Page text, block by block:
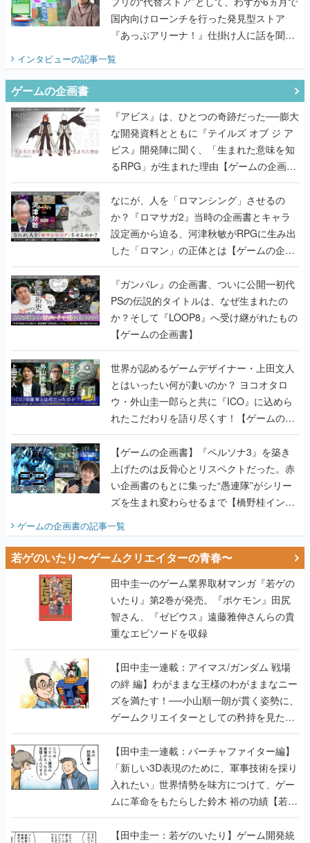
国内向けローンチを行った発見型ストア
『あっぷアリーナ！』仕掛け人に話を聞い
インタビューの記事一覧
ゲームの企画書
『アビス』は、ひとつの奇跡だった──膨大
な開発資料とともに『テイルズ オブ ジ ア
ビス』開発陣に聞く、「生まれた意味を知
るRPG」が生まれた理由【ゲームの企画
書】
なにが、人を「ロマンシング」させるの
か？『ロマサガ2』当時の企画書とキャラ
設定画から迫る、河津秋敏がRPGに生み出
した「ロマン」の正体とは【ゲームの企画
書】
『ガンパレ』の企画書、ついに公開━初代
PSの伝説的タイトルは、なぜ生まれたの
か？そして『LOOP8』へ受け継がれたもの
【ゲームの企画書】
世界が認めるゲームデザイナー・上田文人
とはいったい何が凄いのか？ ヨコオタロ
ウ・外山圭一郎らと共に『ICO』に込めら
れたこだわりを語り尽くす！【ゲームの企
画書】
【ゲームの企画書】『ペルソナ3』を築き
上げたのは反骨心とリスペクトだった。赤
い企画書のもとに集った“愚連隊”がシリー
ズを生まれ変わらせるまで【橋野桂インタ
ゲームの企画書の記事一覧
若ゲのいたり〜ゲームクリエイターの青春〜
田中圭一のゲーム業界取材マンガ『若ゲの
いたり』第2巻が発売。『ポケモン』田尻
智さん、『ゼビウス』遠藤雅伸さんらの貴
重なエピソードを収録
【田中圭一連載：アイマス/ガンダム 戦場
の絆 編】わがままな王様のわがままなニー
ズを満たす！──小山順一朗が貫く姿勢に、
ゲームクリエイターとしての矜持を見た
【若ゲのいたり最終回】
【田中圭一連載：バーチャファイター編】
「新しい3D表現のために、軍事技術を採り
入れたい」世界情勢を味方につけて、ゲー
ムに革命をもたらした鈴木 裕の功績【若ゲ
のいたり】
【田中圭一：若ゲのいたり】ゲーム開発統